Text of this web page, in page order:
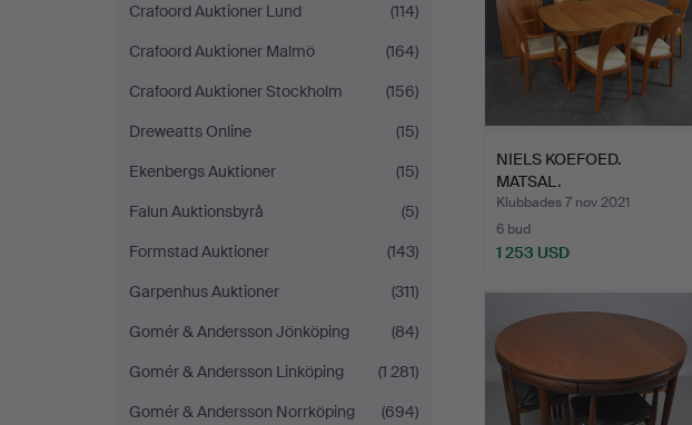
Crafoord Auktioner Lund
(114)
Crafoord Auktioner Malmö
(164)
Crafoord Auktioner Stockholm
(156)
Dreweatts Online
(15)
Ekenbergs Auktioner
(15)
Falun Auktionsbyrå
(5)
Formstad Auktioner
(143)
Garpenhus Auktioner
(311)
Gomér & Andersson Jönköping
(84)
Gomér & Andersson Linköping
(1 281)
Gomér & Andersson Norrköping
(694)
NIELS KOEFOED.
MATSAL.
Klubbades 7 nov 2021
6 bud
1 253 USD